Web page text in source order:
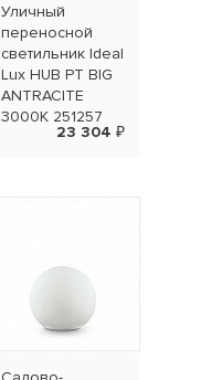
Уличный
переносной
светильник Ideal
Lux HUB PT BIG
ANTRACITE
3000K 251257
23 304 ₽